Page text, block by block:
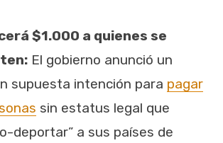
$1.000 a quienes se
El gobierno anunció un
supuesta intención para pagar
sin estatus legal que
deportar” a sus países de